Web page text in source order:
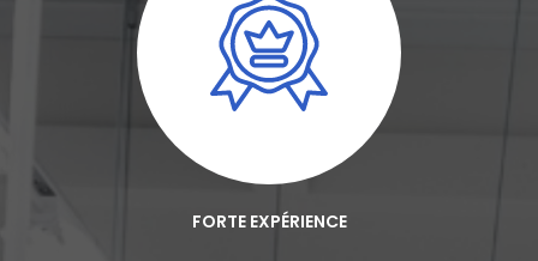
FORTE EXPÉRIENCE